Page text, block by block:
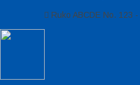
Ruko ABCDE No. 123